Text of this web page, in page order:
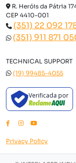
R. Heróis da Pátria
CEP 4410-001
(351) 22 092
(351) 911 871
TECHNICAL SUPPORT
(19) 99485-4055
Verificada por
Privacy Policy